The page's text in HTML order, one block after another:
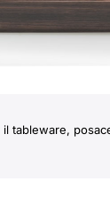
tableware,